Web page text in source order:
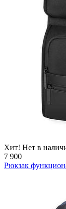
Хит! Нет в
7 900
Рюкзак